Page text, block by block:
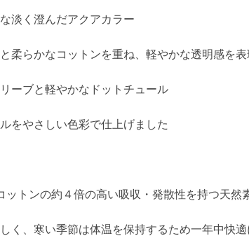
淡く澄んだアクアカラー
柔らかなコットンを重ね、軽やかな透明感を表
ーブと軽やかなドットチュール
をやさしい色彩で仕上げました
ットンの約４倍の高い吸収・発散性を持つ天然
く、寒い季節は体温を保持するため一年中快適